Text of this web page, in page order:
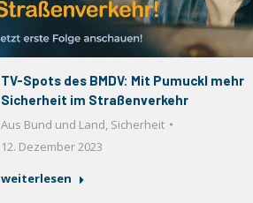
TV-Spots des BMDV: Mit Pumuckl mehr
Sicherheit im Straßenverkehr
Aus Bund und Land Sicherheit
12. Dezember 2023
weiterlesen